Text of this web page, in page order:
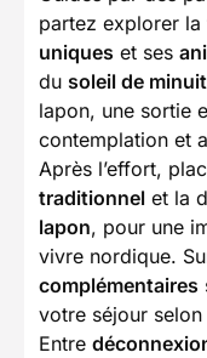
partez explorer la
uniques et ses
du soleil de minuit
lapon, une sortie
contemplation et
Après l’effort,
traditionnel et la
lapon, pour une
vivre nordique.
complémentaires
votre séjour
Entre